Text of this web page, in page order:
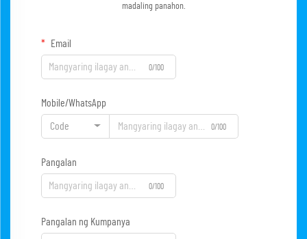
madaling panahon.
Email
0/100
Mobile/WhatsApp
Code 0/100
Pangalan
0/100
Pangalan ng Kumpanya